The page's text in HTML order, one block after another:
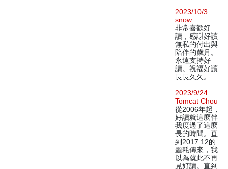
2023/10/3
snow
非常喜歡好
讀，感謝好讀
無私的付出與
陪伴的歲月。
永遠支持好
讀。祝福好讀
長長久久。
2023/9/24
Tomcat Chou
從2006年起，
好讀就這麼伴
我度過了這麼
長的時間。直
到2017.12的
噩耗傳來，我
以為就此不再
見好讀。直到